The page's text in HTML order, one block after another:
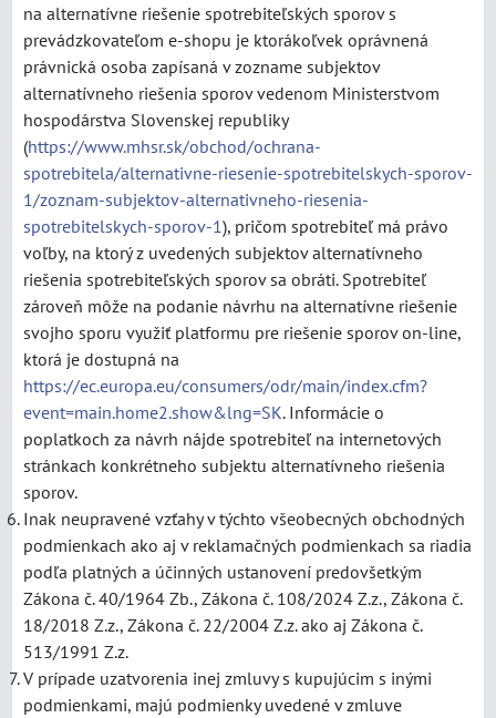
na alternatívne riešenie spotrebiteľských sporov s
prevádzkovateľom e-shopu je ktorákoľvek oprávnená
právnická osoba zapísaná v zozname subjektov
alternatívneho riešenia sporov vedenom Ministerstvom
hospodárstva Slovenskej republiky
(https://www.mhsr.sk/obchod/ochrana-
spotrebitela/alternativne-riesenie-spotrebitelskych-sporov-
1/zoznam-subjektov-alternativneho-riesenia-
spotrebitelskych-sporov-1), pričom spotrebiteľ má právo
voľby, na ktorý z uvedených subjektov alternatívneho
riešenia spotrebiteľských sporov sa obráti. Spotrebiteľ
zároveň môže na podanie návrhu na alternatívne riešenie
svojho sporu využiť platformu pre riešenie sporov on-line,
ktorá je dostupná na
https://ec.europa.eu/consumers/odr/main/index.cfm?
event=main.home2.show&lng=SK. Informácie o
poplatkoch za návrh nájde spotrebiteľ na internetových
stránkach konkrétneho subjektu alternatívneho riešenia
sporov.
Inak neupravené vzťahy v týchto všeobecných obchodných
podmienkach ako aj v reklamačných podmienkach sa riadia
podľa platných a účinných ustanovení predovšetkým
Zákona č. 40/1964 Zb., Zákona č. 108/2024 Z.z., Zákona č.
18/2018 Z.z., Zákona č. 22/2004 Z.z. ako aj Zákona č.
513/1991 Z.z.
V prípade uzatvorenia inej zmluvy s kupujúcim s inými
podmienkami, majú podmienky uvedené v zmluve